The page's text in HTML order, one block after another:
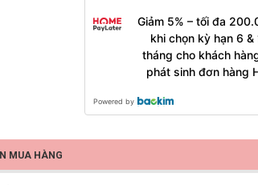
Giảm 5% – tối đa
khi chọn kỳ hạn 6 &
tháng cho khách
phát sinh đơn hàng
Powered by
MUA HÀNG